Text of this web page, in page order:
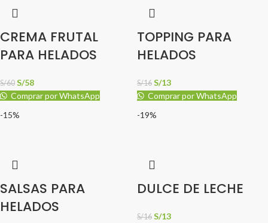
CREMA FRUTAL
PARA HELADOS
S/60 S/58
Comprar por WhatsApp
TOPPING PARA
HELADOS
S/16 S/13
Comprar por WhatsApp
-15%
SALSAS PARA
HELADOS
-19%
DULCE DE LECHE
S/16 S/13